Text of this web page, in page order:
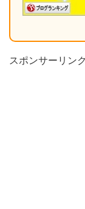
スポンサーリンク